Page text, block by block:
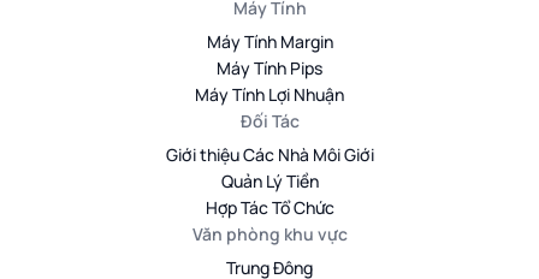
Máy Tính
Máy Tính Margin
Máy Tính Pips
Máy Tính Lợi Nhuận
Đối Tác
Giới thiệu Các Nhà Môi Giới
Quản Lý Tiền
Hợp Tác Tổ Chức
Văn phòng khu vực
Trung Đông